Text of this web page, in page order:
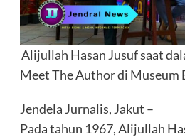
Alijullah Hasan Jusuf saat
Meet The Author di Museum
Jendela Jurnalis, Jakut –
Pada tahun 1967, Alijullah